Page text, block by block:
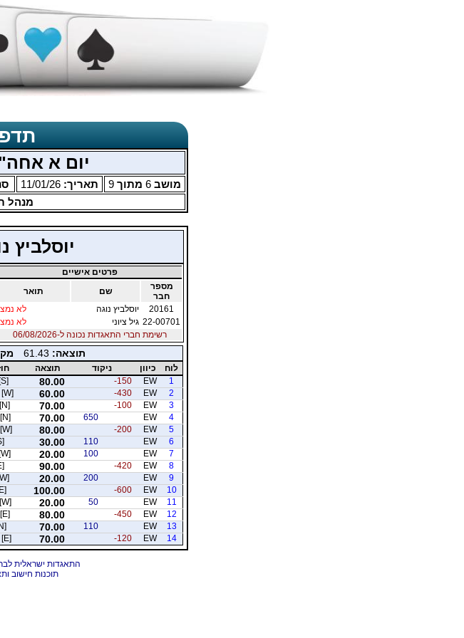
יום א
מושב 6 מתוך 9 תאריך: 11/01/26
מנהל
יוסלביץ
פרטים אישיים
מספר
חבר
שם תואר
20161
יוסלביץ נוגה
לא
22-00701 גיל ציוני
לא
רשימת חברי התאגדות נכונה ל-06/08/2026
תוצאה: 61.43
לוח כיוון ניקוד תוצאה
1
EW
-150
80.00
2
EW
-430
60.00
3
EW
-100
70.00
4
EW
650
70.00
5
EW
-200
80.00
6
EW
110
30.00
7
EW
100
20.00
8
EW
-420
90.00
9
EW
200
20.00
10
EW
-600
100.00
11
EW
50
20.00
12
EW
-450
80.00
13
EW
110
70.00
14
EW
-120
70.00
התאגדות ישראלית לברידג' 2022 © כל
תוכנות חישוב